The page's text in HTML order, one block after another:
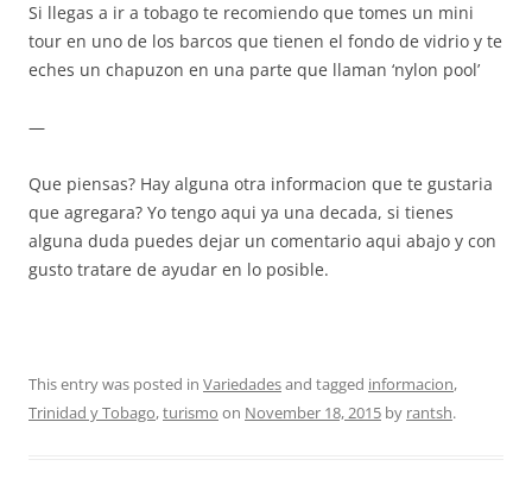
Si llegas a ir a tobago te recomiendo que tomes un mini
tour en uno de los barcos que tienen el fondo de vidrio y te
eches un chapuzon en una parte que llaman ‘nylon pool’
—
Que piensas? Hay alguna otra informacion que te gustaria
que agregara? Yo tengo aqui ya una decada, si tienes
alguna duda puedes dejar un comentario aqui abajo y con
gusto tratare de ayudar en lo posible.
This entry was posted in Variedadesand tagged informacion,
Trinidad y Tobago,turismo on November 18, 2015 by rantsh.